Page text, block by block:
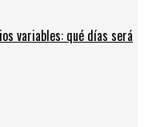
variables: qué días será